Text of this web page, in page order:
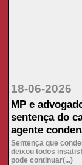
18-06-
MP e
sentença do
agente
Sentença que
deixou todos
pode continuar(...)